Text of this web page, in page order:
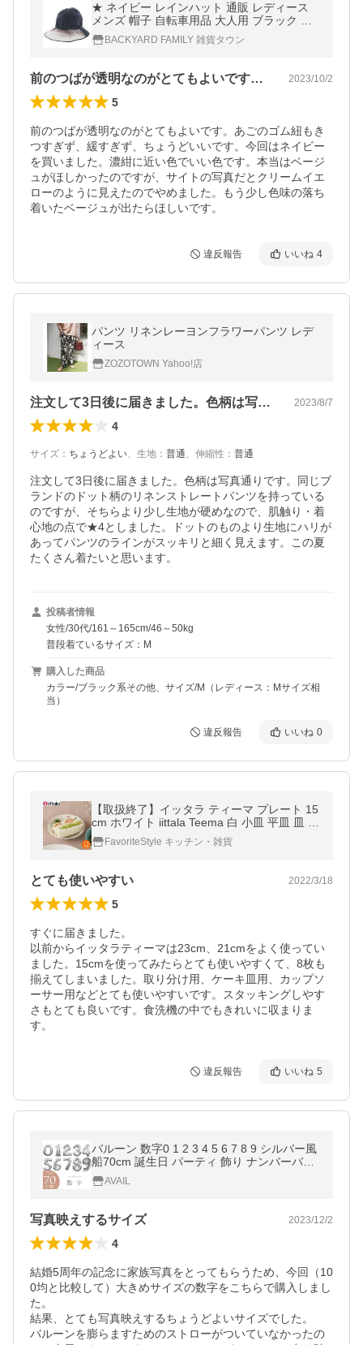
★ ネイビー レインハット 通販 レディース
メンズ 帽子 自転車用品 大人用 ブラック 黒
ナイロンハット レインウェア 雨用 おしゃれ
無地BACKYARD FAMILY 雑貨タウン
前のつばが透明なのがとてもよいです。あ… 2023/10/2
5
前のつばが透明なのがとてもよいです。あごのゴム紐もき
つすぎず、緩すぎず、ちょうどいいです。今回はネイビー
を買いました。濃紺に近い色でいい色です。本当はベージ
ュがほしかったのですが、サイトの写真だとクリームイエ
ローのように見えたのでやめました。もう少し色味の落ち
着いたベージュが出たらほしいです。
違反報告 いいね 4
パンツ リネンレーヨンフラワーパンツ レデ
ィース
ZOZOTOWN Yahoo!店
注文して3日後に届きました。色柄は写真… 2023/8/7
4
サイズ ： ちょうどよい、 生地 ： 普通、 伸縮性 ： 普通
注文して3日後に届きました。色柄は写真通りです。同じブ
ランドのドット柄のリネンストレートパンツを持っている
のですが、そちらより少し生地が硬めなので、肌触り・着
心地の点で★4としました。ドットのものより生地にハリが
あってパンツのラインがスッキリと細く見えます。この夏
たくさん着たいと思います。
投稿者情報
女性/30代/161～165cm/46～50kg
普段着ているサイズ：M
購入した商品
カラー/ブラック系その他、サイズ/M（レディース：Mサイズ相
当）
違反報告 いいね 0
【取扱終了】イッタラ ティーマ プレート 15
cm ホワイト iittala Teema 白 小皿 平皿 皿 北
欧 食器 4D7-7248
FavoriteStyle キッチン・雑貨
とても使いやすい 2022/3/18
5
すぐに届きました。
以前からイッタラティーマは23cm、21cmをよく使ってい
ました。15cmを使ってみたらとても使いやすくて、8枚も
揃えてしまいました。取り分け用、ケーキ皿用、カップソ
ーサー用などとても使いやすいです。スタッキングしやす
さもとても良いです。食洗機の中でもきれいに収まりま
す。
違反報告 いいね 5
バルーン 数字0 1 2 3 4 5 6 7 8 9 シルバー風
船70cm 誕生日 パーティ 飾り ナンバーバル
ーン 数字 風船 アルミ風船 アルミバルーン s
aleAVAIL
写真映えするサイズ 2023/12/2
4
結婚5周年の記念に家族写真をとってもらうため、今回（10
0均と比較して）大きめサイズの数字をこちらで購入しまし
た。
結果、とても写真映えするちょうどよいサイズでした。
バルーンを膨らますためのストローがついていなかったの